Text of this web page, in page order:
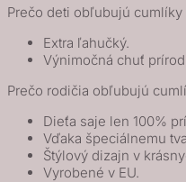
Sea
Sage
Prečo deti obľubujú cumlíky
Extra ľahučký.
Výnimočná chuť
Prečo rodičia obľubujú
Dieťa saje len 100%
Vďaka špeciálnemu
Štýlový dizajn v
Vyrobené v EU.